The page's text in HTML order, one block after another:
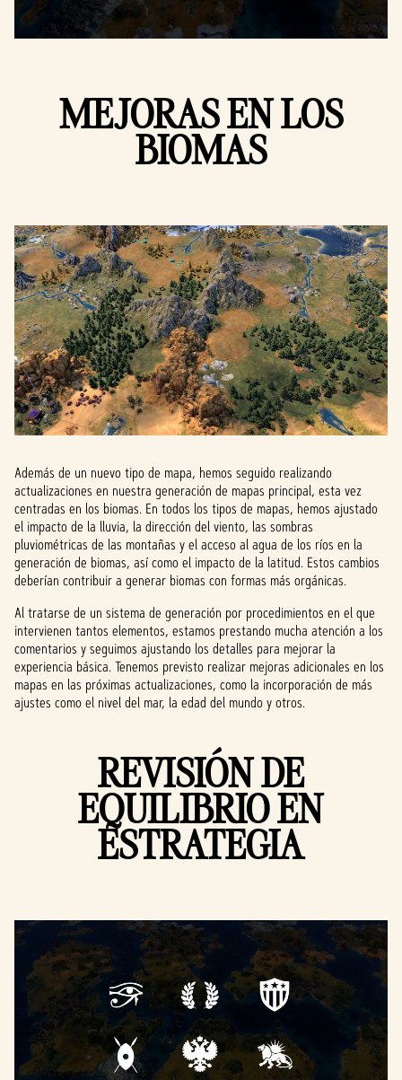
MEJORAS EN LOS
BIOMAS
Además de un nuevo tipo de mapa, hemos seguido realizando
actualizaciones en nuestra generación de mapas principal, esta vez
centradas en los biomas. En todos los tipos de mapas, hemos ajustado
el impacto de la lluvia, la dirección del viento, las sombras
pluviométricas de las montañas y el acceso al agua de los ríos en la
generación de biomas, así como el impacto de la latitud. Estos cambios
deberían contribuir a generar biomas con formas más orgánicas.
Al tratarse de un sistema de generación por procedimientos en el que
intervienen tantos elementos, estamos prestando mucha atención a los
comentarios y seguimos ajustando los detalles para mejorar la
experiencia básica. Tenemos previsto realizar mejoras adicionales en los
mapas en las próximas actualizaciones, como la incorporación de más
ajustes como el nivel del mar, la edad del mundo y otros.
REVISIÓN DE
EQUILIBRIO EN
ESTRATEGIA